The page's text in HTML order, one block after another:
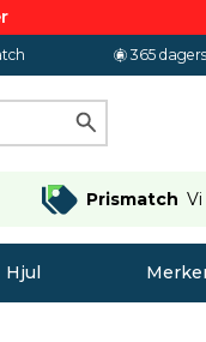
365
Prismatch
Hjul